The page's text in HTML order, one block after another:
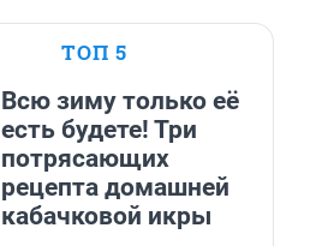
ТОП 5
Всю зиму только её
есть будете! Три
потрясающих
рецепта домашней
кабачковой икры